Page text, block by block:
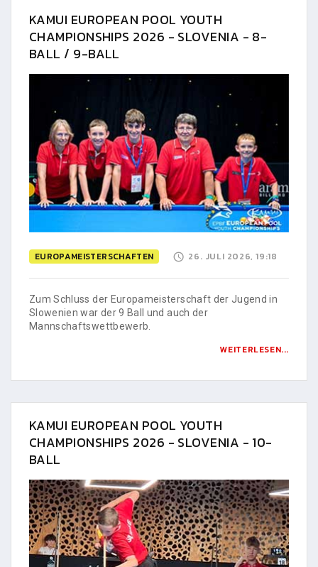
KAMUI EUROPEAN POOL YOUTH
CHAMPIONSHIPS 2026 - SLOVENIA - 8-
BALL / 9-BALL
EUROPAMEISTERSCHAFTEN 26. JULI 2026, 19:18
Zum Schluss der Europameisterschaft der Jugend in
Slowenien war der 9 Ball und auch der
Mannschaftswettbewerb.
WEITERLESEN...
KAMUI EUROPEAN POOL YOUTH
CHAMPIONSHIPS 2026 - SLOVENIA - 10-
BALL